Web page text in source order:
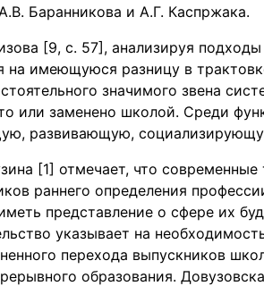
Баранникова и А.Г. Каспржака.
[9, с. 57], анализируя
на имеющуюся разницу в
значимого звена
или заменено школой. Среди
развивающую,
[1] отмечает, что
раннего определения
представление о сфере их
указывает на
перехода выпускников
образования.